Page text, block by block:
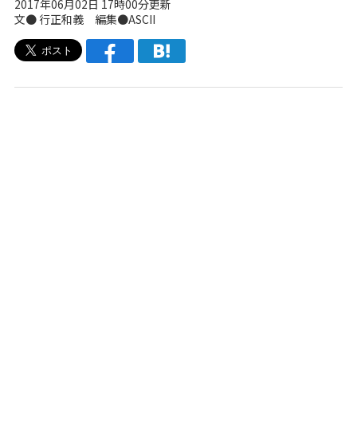
2017年06月02日 17時00分更新
文● 行正和義 編集●ASCII